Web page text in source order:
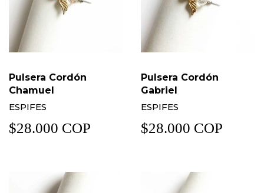
Pulsera Cordón
Chamuel
ESPIFES
$28.000 COP
Pulsera Cordón
Gabriel
ESPIFES
$28.000 COP